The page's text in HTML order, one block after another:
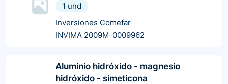
1 und
Inversiones Comefar
INVIMA 2009M-0009962
Aluminio hidróxido - magnesio
hidróxido - simeticona